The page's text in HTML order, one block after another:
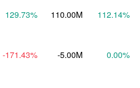
129.73% 110.00M 112.14%
-171.43% -5.00M 0.00%